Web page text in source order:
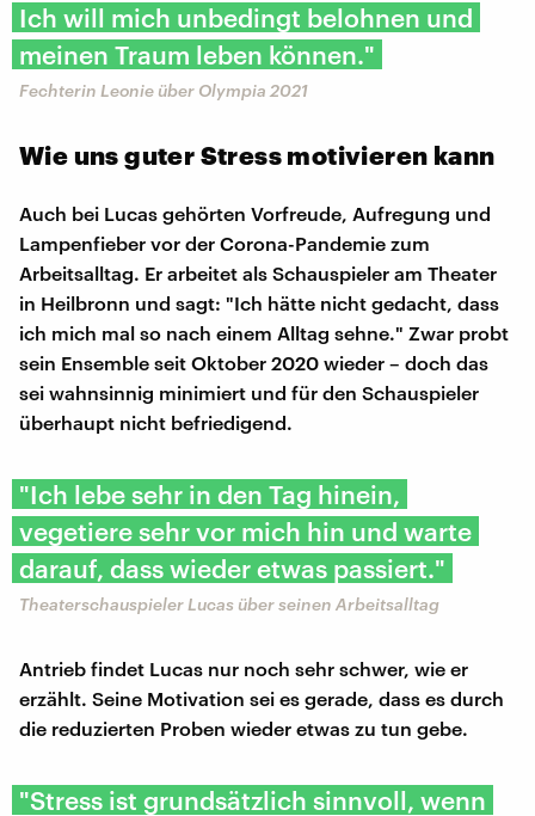
Ich will mich unbedingt belohnen und
meinen Traum leben können."
Fechterin Leonie über Olympia 2021
Wie uns guter Stress motivieren kann
Auch bei Lucas gehörten Vorfreude, Aufregung und
Lampenfieber vor der Corona-Pandemie zum
Arbeitsalltag. Er arbeitet als Schauspieler am Theater
in Heilbronn und sagt: "Ich hätte nicht gedacht, dass
ich mich mal so nach einem Alltag sehne." Zwar probt
sein Ensemble seit Oktober 2020 wieder – doch das
sei wahnsinnig minimiert und für den Schauspieler
überhaupt nicht befriedigend.
"Ich lebe sehr in den Tag hinein,
vegetiere sehr vor mich hin und warte
darauf, dass wieder etwas passiert."
Theaterschauspieler Lucas über seinen Arbeitsalltag
Antrieb findet Lucas nur noch sehr schwer, wie er
erzählt. Seine Motivation sei es gerade, dass es durch
die reduzierten Proben wieder etwas zu tun gebe.
"Stress ist grundsätzlich sinnvoll, wenn